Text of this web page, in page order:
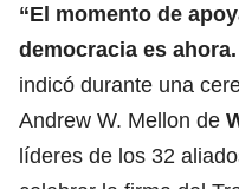
“El momento de
democracia es
indicó durante una
Andrew W. Mellon de
líderes de los 32